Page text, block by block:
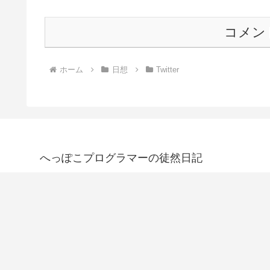
コメン
ホーム 日想 Twitter
へっぽこプログラマーの徒然日記